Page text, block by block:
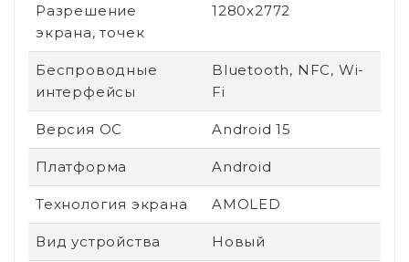
Разрешение
экрана, точек
1280x2772
Беспроводные
интерфейсы
Bluetooth, NFC, Wi-
Fi
Версия ОС Android 15
Платформа Android
Технология экрана AMOLED
Вид устройства Новый